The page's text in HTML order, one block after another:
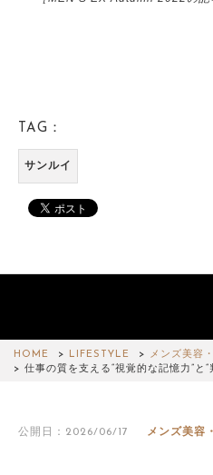
TAG：
サンルイ
HOME LIFESTYLE
メンズ美容
仕事の質を支える“視覚的な記憶力”と“
公開日：2026/06/17 メンズ美容